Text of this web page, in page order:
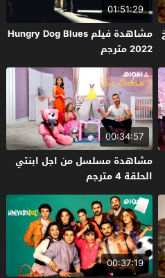
01:51:29
مشاهدة فيلم Hungry Dog Blues
2022 مترجم
00:34:57
مشاهدة مسلسل من اجل ابنتي
الحلقة 4 مترجم
00:37:19